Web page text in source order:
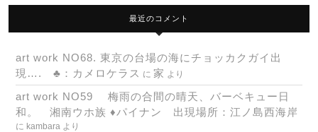
最近のコメント
art work NO68. 東京の台場の海にチョッカクガイ出
現…. ♣：カメロケラス に 家 より
art work NO59 梅雨の合間の晴天、バーベキュー日
和。 湘南ウホ族 ♦パイナン 出現場所：江ノ島西海岸
に kambara より